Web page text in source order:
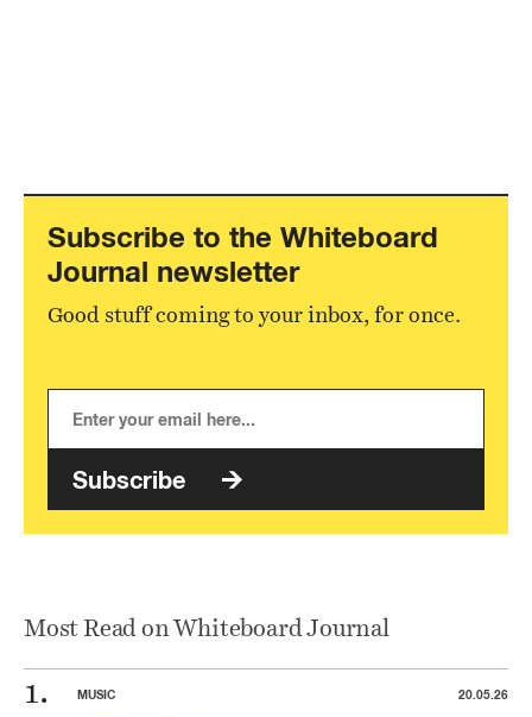
Subscribe to the Whiteboard
Journal newsletter
Good stuff coming to your inbox, for once.
Subscribe
Most Read on Whiteboard Journal
MUSIC 20.05.26